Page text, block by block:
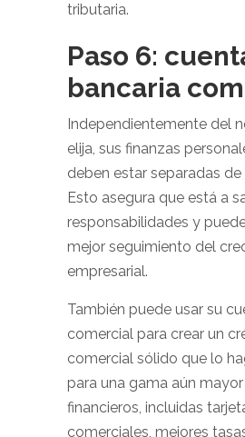
tributaria.
Paso 6:
bancaria
Independientemente del
elija, sus finanzas
deben estar separadas de
Esto asegura que está a
responsabilidades y
mejor seguimiento del
empresarial.
También puede usar su
comercial para crear un
comercial sólido que lo
para una gama aún
financieros, incluidas
comerciales, mejores